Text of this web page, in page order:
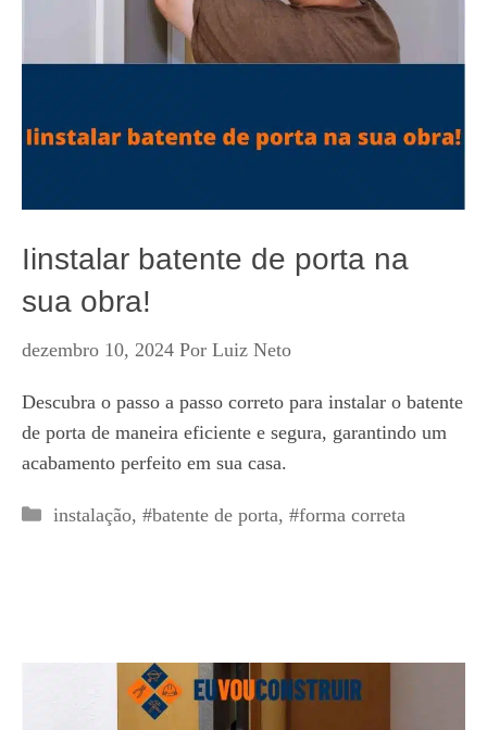
Iinstalar batente de porta na
sua obra!
dezembro 10, 2024 Por Luiz Neto
Descubra o passo a passo correto para instalar o batente
de porta de maneira eficiente e segura, garantindo um
acabamento perfeito em sua casa.
Categorias
instalação, #batente de porta, #forma correta